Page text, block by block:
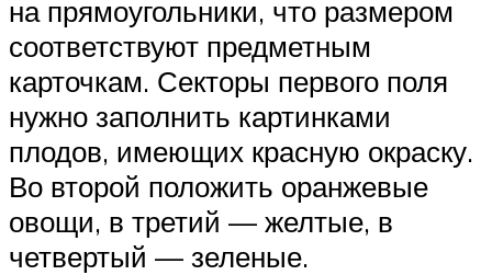
на прямоугольники, что размером
соответствуют предметным
карточкам. Секторы первого поля
нужно заполнить картинками
плодов, имеющих красную окраску.
Во второй положить оранжевые
овощи, в третий — желтые, в
четвертый — зеленые.